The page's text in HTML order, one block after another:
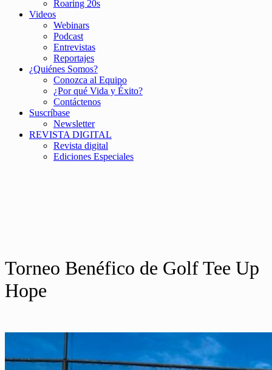
Roaring 20s
Videos
Webinars
Podcast
Entrevistas
Reportajes
¿Quiénes Somos?
Conozca al Equipo
¿Por qué Vida y Éxito?
Contáctenos
Suscríbase
Newsletter
REVISTA DIGITAL
Revista digital
Ediciones Especiales
Torneo Benéfico de Golf Tee Up
Hope